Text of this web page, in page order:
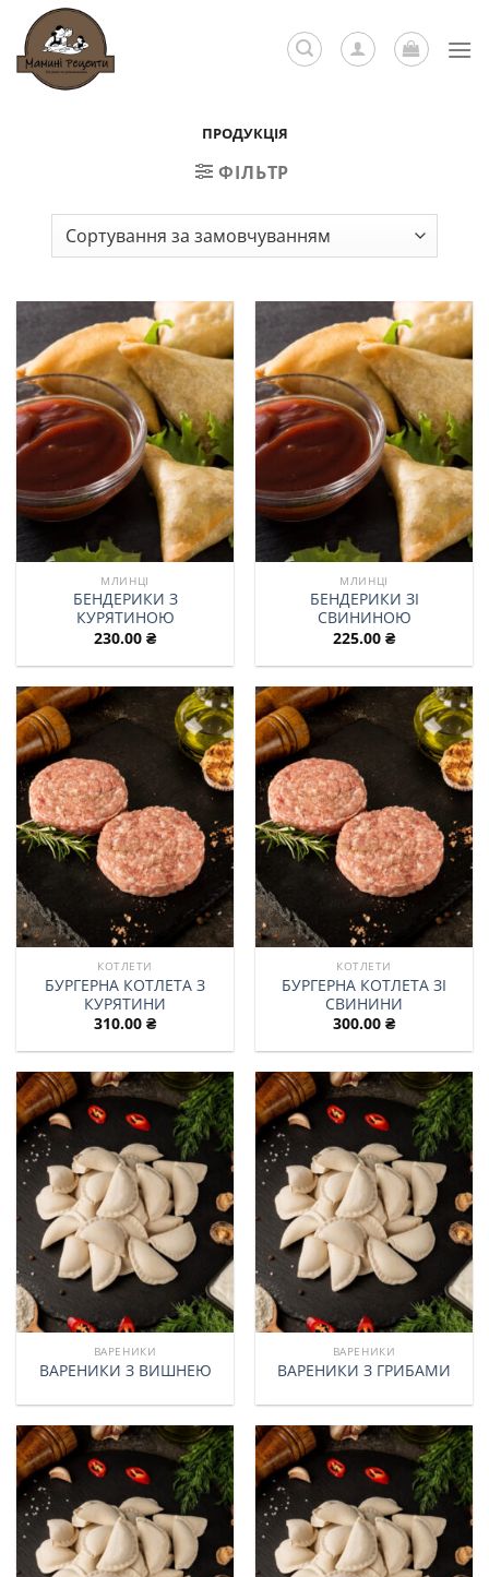
content
ПРОДУКЦІЯ
ФІЛЬТР
МЛИНЦІ
БЕНДЕРИКИ З
КУРЯТИНОЮ
230.00 ₴
МЛИНЦІ
БЕНДЕРИКИ ЗІ
СВИНИНОЮ
225.00 ₴
КОТЛЕТИ
БУРГЕРНА КОТЛЕТА З
КУРЯТИНИ
310.00 ₴
КОТЛЕТИ
БУРГЕРНА КОТЛЕТА ЗІ
СВИНИНИ
300.00 ₴
ВАРЕНИКИ
ВАРЕНИКИ З ВИШНЕЮ
ВАРЕНИКИ
ВАРЕНИКИ З ГРИБАМИ